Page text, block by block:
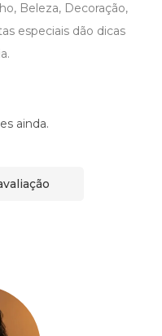
Beleza, Decoração,
especiais dão dicas
ainda.